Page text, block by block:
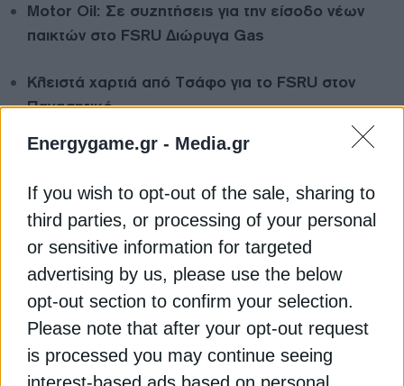
Energygame.gr - Media.gr
If you wish to opt-out of the sale, sharing to
third parties, or processing of your personal
or sensitive information for targeted
advertising by us, please use the below
opt-out section to confirm your selection.
Please note that after your opt-out request
is processed you may continue seeing
Motor Oil: Σε συζητήσεις για την είσοδο νέων
παικτών στο FSRU Διώρυγα Gas
Κλειστά χαρτιά από Τσάφο για το FSRU στον
Παγασητικό
Πώς θα γίνει ανταγωνιστικός ο Κάθετος
Αλεξανδρούπολη;
FSRU ΝΙΚΟΣ ΤΣΑΦΟΣ
ΥΠΟΥΡΓΕΙΟ ΠΕΡΙΒΑΛΛΟΝΤΟΣ ΚΑΙ ΕΝΕΡΓΕΙΑΣ (ΥΠΕΝ)